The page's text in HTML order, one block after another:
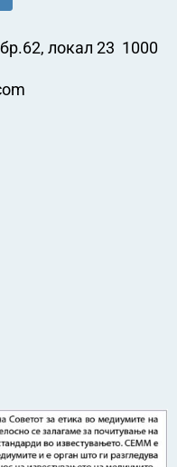
локал 23 1000